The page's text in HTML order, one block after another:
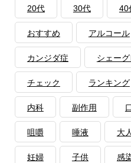
20代 30代 40
おすすめ アルコール
カンジダ症 シェー
チェック ランキング
内科 副作用
咀嚼 唾液 大人
妊婦 子供 感